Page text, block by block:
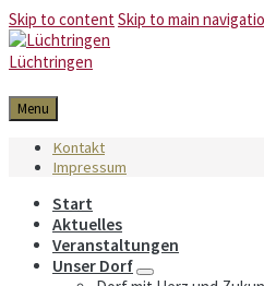
Skip to contentSkip to main
Lüchtringen
Menu
Kontakt
Impressum
Start
Aktuelles
Veranstaltungen
Unser Dorf